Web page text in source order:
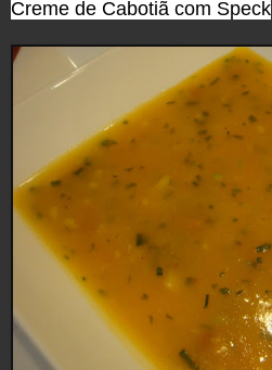
Creme de Cabotiã com Speck